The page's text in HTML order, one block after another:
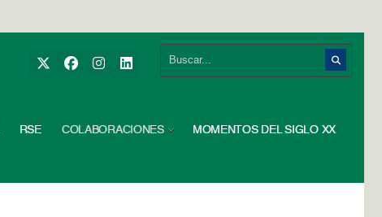
RSE COLABORACIONES MOMENTOS DEL SIGLO XX